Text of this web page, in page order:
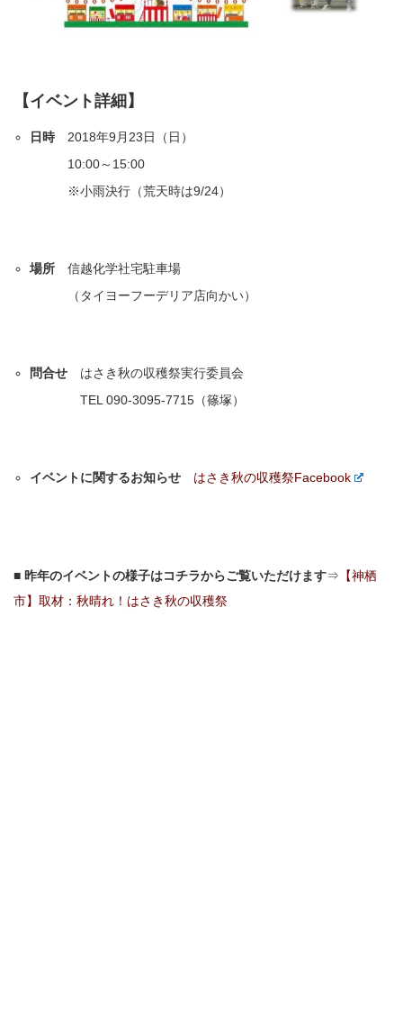
【イベント詳細】
日時 2018年9月23日（日）
10:00～15:00
※小雨決行（荒天時は9/24）
場所 信越化学社宅駐車場
（タイヨーフーデリア店向かい）
問合せ はさき秋の収穫祭実行委員会
TEL 090-3095-7715（篠塚）
イベントに関するお知らせ はさき秋の収穫祭Facebook
■ 昨年のイベントの様子はコチラからご覧いただけます⇒ 【神栖
市】取材：秋晴れ！はさき秋の収穫祭